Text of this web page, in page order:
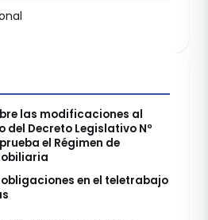
las modificaciones al
del Decreto Legislativo Nº
el Régimen de
obligaciones en el teletrabajo